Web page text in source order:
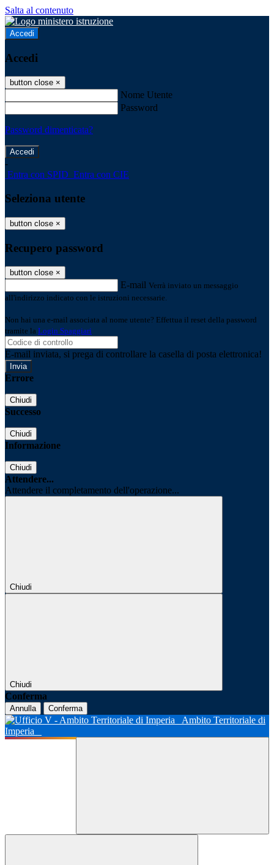
Salta al contenuto
Accedi
Accedi
button close ×
Nome Utente
Password
Password dimenticata?
-
Entra con SPID Entra con CIE
Seleziona utente
button close ×
Recupero password
button close ×
E-mail Verrà inviato un messaggio
all'indirizzo indicato con le istruzioni necessarie.
Non hai una e-mail associata al nome utente? Effettua il reset della password
tramite la Login Spaggiari
E-mail inviata, si prega di controllare la casella di posta elettronica!
Errore
Chiudi
Successo
Chiudi
Informazione
Chiudi
Attendere...
Attendere il completamento dell'operazione...
Chiudi
Chiudi
Conferma
Annulla Conferma
Ambito Territoriale di
Imperia